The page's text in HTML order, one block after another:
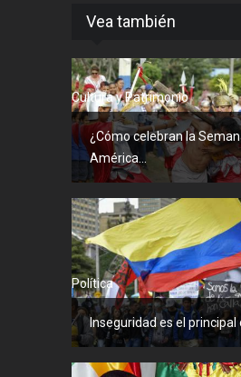
Vea también
Cultura y Patrimonio
¿Cómo celebran la
América...
Política
Inseguridad es el principal